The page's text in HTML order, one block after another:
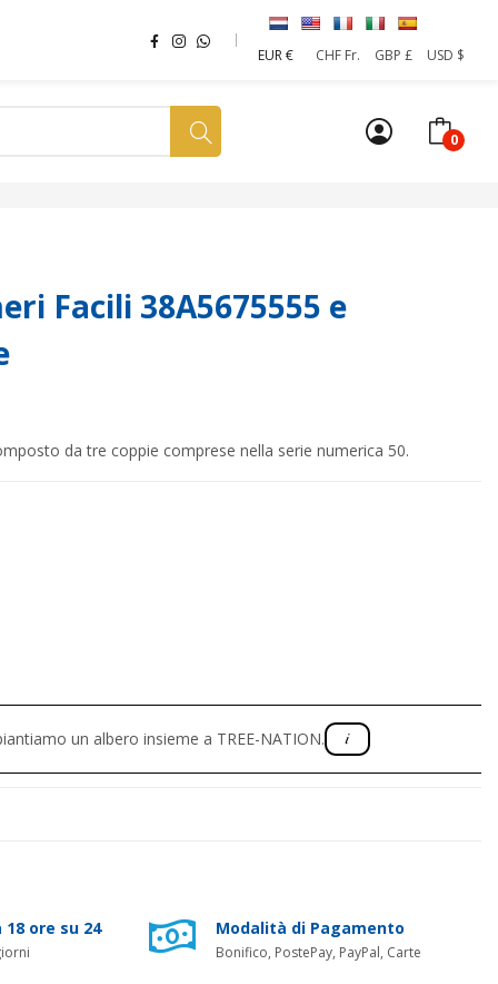
EUR €
CHF Fr. GBP £ USD $
0
Facili 38A5675555 e
da tre coppie comprese nella serie numerica 50.
un albero insieme a TREE-NATION.
ore su 24 Modalità di Pagamento
Bonifico, PostePay, PayPal, Carte